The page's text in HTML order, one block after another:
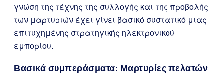
γνώση της τέχνης της συλλογής και της προβολής
των μαρτυριών έχει γίνει βασικό συστατικό μιας
επιτυχημένης στρατηγικής ηλεκτρονικού
εμπορίου.
Βασικά συμπεράσματα: Μαρτυρίες πελατών